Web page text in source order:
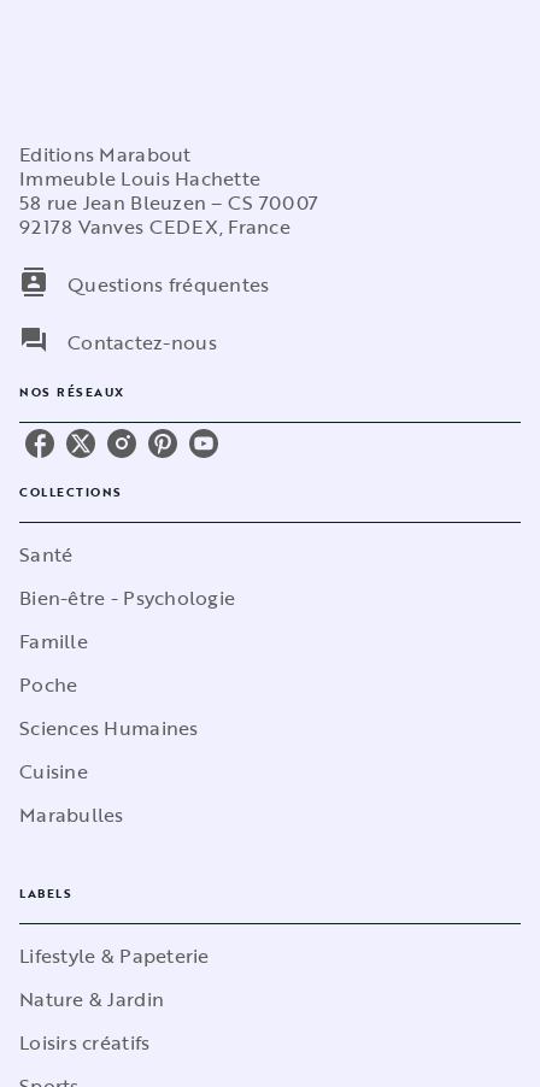
Editions Marabout
Immeuble Louis Hachette
58 rue Jean Bleuzen – CS 70007
92178 Vanves CEDEX, France
contacts
Questions fréquentes
question_answer
Contactez-nous
NOS RÉSEAUX
COLLECTIONS
Santé
Bien-être - Psychologie
Famille
Poche
Sciences Humaines
Cuisine
Marabulles
LABELS
Lifestyle & Papeterie
Nature & Jardin
Loisirs créatifs